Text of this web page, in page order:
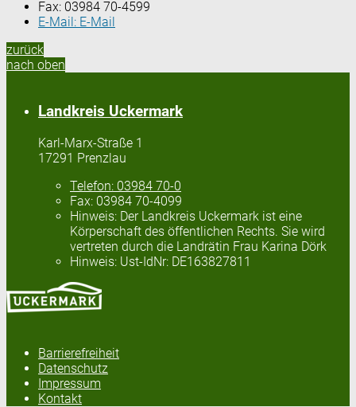
Fax: 03984 70-4599
E-Mail: E-Mail
zurück
nach oben
Landkreis Uckermark
Karl-Marx-Straße 1
17291 Prenzlau
Telefon: 03984 70-0
Fax: 03984 70-4099
Hinweis: Der Landkreis Uckermark ist eine
Körperschaft des öffentlichen Rechts. Sie wird
vertreten durch die Landrätin Frau Karina Dörk
Hinweis: Ust-IdNr: DE163827811
Barrierefreiheit
Datenschutz
Impressum
Kontakt